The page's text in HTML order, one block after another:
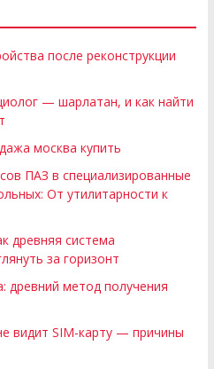
после реконструкции
— шарлатан, и как найти
москва купить
ПАЗ в специализированные
От утилитарности к
древняя система
за горизонт
древний метод получения
видит SIM-карту — причины